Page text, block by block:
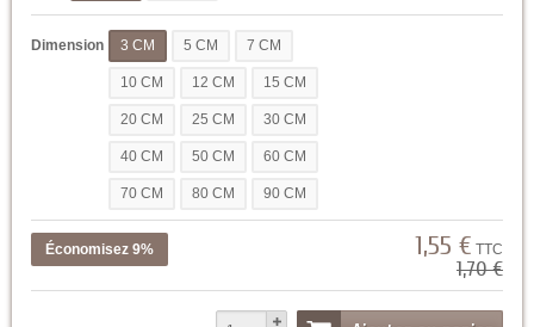
Dimension 3 CM 5 CM 7 CM
10 CM 12 CM 15 CM
20 CM 25 CM 30 CM
40 CM 50 CM 60 CM
70 CM 80 CM 90 CM
Économisez 9% 1,55 € TTC
1,70 €